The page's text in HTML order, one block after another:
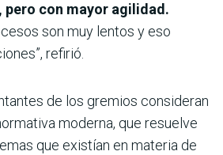
pero con mayor agilidad.
son muy lentos y eso
refirió.
de los gremios consideran
moderna, que resuelve
que existían en materia de